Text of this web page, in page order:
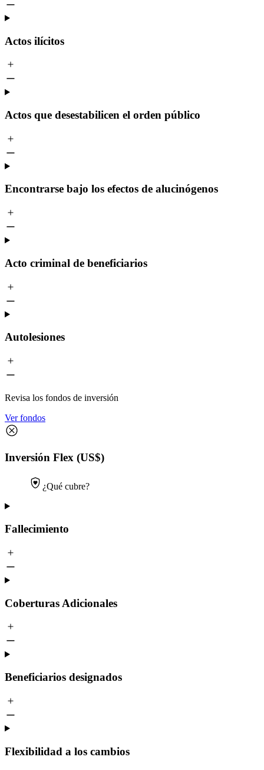
Actos ilícitos
Actos que desestabilicen el orden público
Encontrarse bajo los efectos de alucinógenos
Acto criminal de beneficiarios
Autolesiones
Revisa los fondos de inversión
Ver fondos
Inversión Flex (US$)
¿Qué cubre?
Fallecimiento
Coberturas Adicionales
Beneficiarios designados
Flexibilidad a los cambios